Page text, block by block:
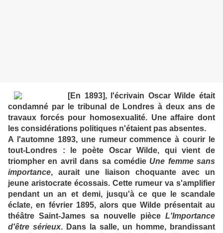
[En 1893], l'écrivain Oscar Wilde était
condamné par le tribunal de Londres à deux ans de
travaux forcés pour homosexualité. Une affaire dont
les considérations politiques n'étaient pas absentes.
A l'automne 1893, une rumeur commence à courir le
tout-Londres : le poète Oscar Wilde, qui vient de
triompher en avril dans sa comédie Une femme sans
importance, aurait une liaison choquante avec un
jeune aristocrate écossais. Cette rumeur va s'amplifier
pendant un an et demi, jusqu'à ce que le scandale
éclate, en février 1895, alors que Wilde présentait au
théâtre Saint-James sa nouvelle pièce L'Importance
d'être sérieux. Dans la salle, un homme, brandissant